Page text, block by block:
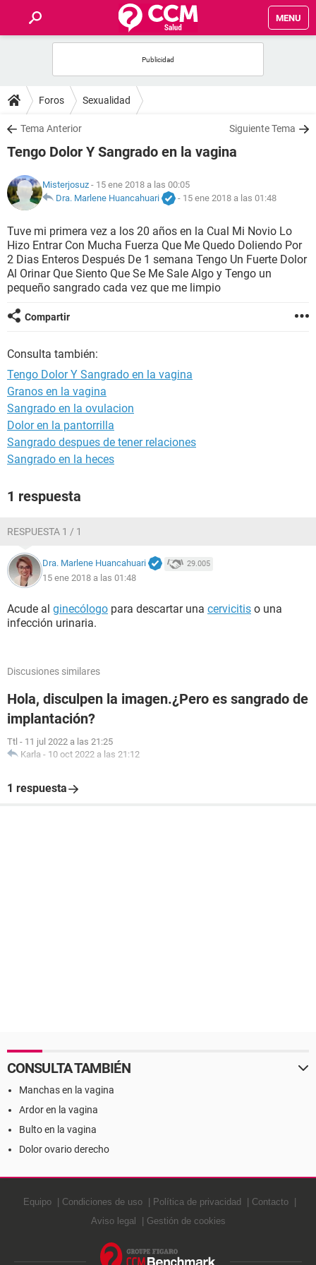
MENU
FOROS
SALUD
FAMILIA
NUTRICIÓN
BIENESTAR
SEXUALIDAD
GLOSARIO
Foros Sexualidad
Tema Anterior Siguiente Tema
Tengo Dolor Y Sangrado en la vagina
Misterjosuz - 15 ene 2018 a las 00:05
Dra. Marlene Huancahuari
- 15 ene 2018 a las 01:48
Tuve mi primera vez a los 20 años en la Cual Mi Novio Lo
Hizo Entrar Con Mucha Fuerza Que Me Quedo Doliendo Por
2 Dias Enteros Después De 1 semana Tengo Un Fuerte Dolor
Al Orinar Que Siento Que Se Me Sale Algo y Tengo un
pequeño sangrado cada vez que me limpio
Compartir
Consulta también:
Tengo Dolor Y Sangrado en la vagina
Granos en la vagina
Sangrado en la ovulacion
Dolor en la pantorrilla
Sangrado despues de tener relaciones
Sangrado en la heces
1 respuesta
RESPUESTA 1 / 1
Dra. Marlene Huancahuari 29.005
15 ene 2018 a las 01:48
Acude al ginecólogo para descartar una cervicitis o una
infección urinaria.
Discusiones similares
Hola, disculpen la imagen.¿Pero es sangrado de
implantación?
Ttl - 11 jul 2022 a las 21:25
Karla - 10 oct 2022 a las 21:12
1 respuesta
CONSULTA TAMBIÉN
Manchas en la vagina
Ardor en la vagina
Bulto en la vagina
Dolor ovario derecho
Equipo Condiciones de uso Política de privacidad
Contacto
Aviso legal
Gestión de cookies